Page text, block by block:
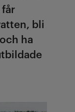
får
bli
ha